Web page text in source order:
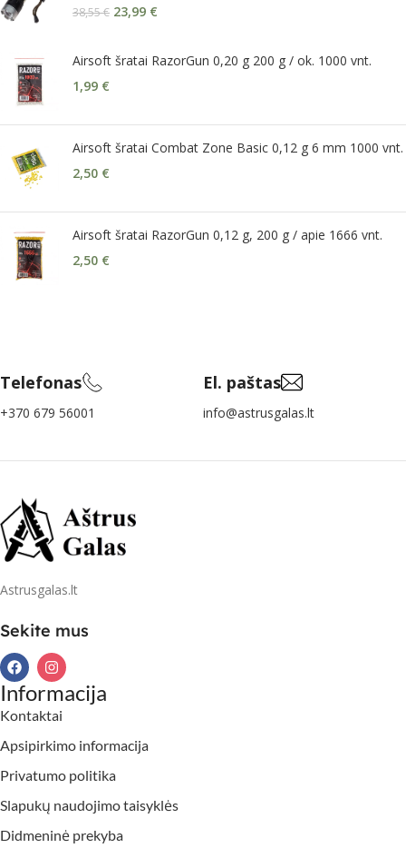
38,55€ 23,99 €
Airsoft šratai RazorGun 0,20 g 200 g / ok. 1000 vnt.
1,99 €
Airsoft šratai Combat Zone Basic 0,12 g 6 mm 1000 vnt.
2,50 €
Airsoft šratai RazorGun 0,12 g, 200 g / apie 1666 vnt.
2,50 €
Telefonas
+370 679 56001
El. paštas
info@astrusgalas.lt
Astrusgalas.lt
Sekite mus
Informacija
Kontaktai
Apsipirkimo informacija
Privatumo politika
Slapukų naudojimo taisyklės
Didmeninė prekyba